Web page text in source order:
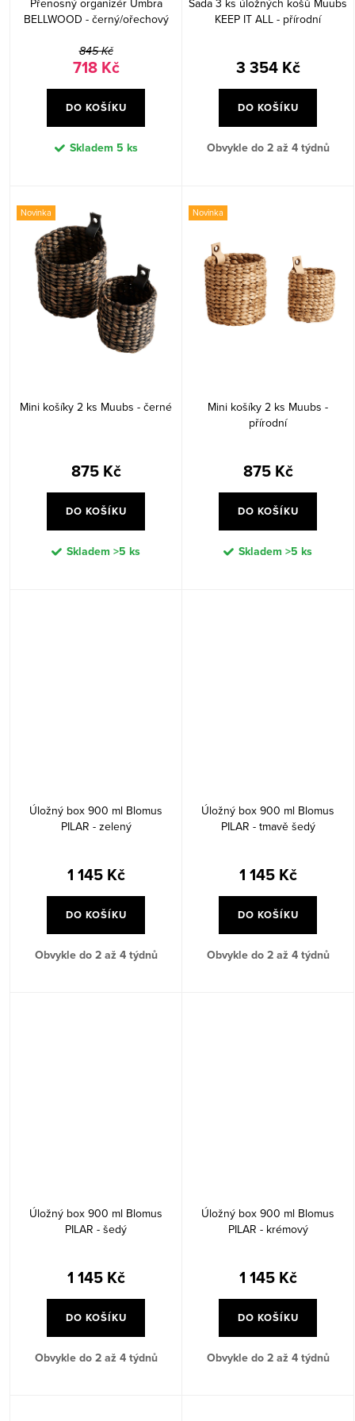
Přenosný organizér Umbra
BELLWOOD - černý/ořechový
845 Kč
718 Kč
DO KOŠÍKU
Skladem 5 ks
Sada 3 ks úložných košů Muubs
KEEP IT ALL - přírodní
3 354 Kč
DO KOŠÍKU
Obvykle do 2 až 4 týdnů
Novinka
Mini košíky 2 ks Muubs - černé
875 Kč
DO KOŠÍKU
Skladem >5 ks
Novinka
Mini košíky 2 ks Muubs -
přírodní
875 Kč
DO KOŠÍKU
Skladem >5 ks
Úložný box 900 ml Blomus
PILAR - zelený
1 145 Kč
DO KOŠÍKU
Obvykle do 2 až 4 týdnů
Úložný box 900 ml Blomus
PILAR - tmavě šedý
1 145 Kč
DO KOŠÍKU
Obvykle do 2 až 4 týdnů
Úložný box 900 ml Blomus
PILAR - šedý
1 145 Kč
DO KOŠÍKU
Obvykle do 2 až 4 týdnů
Úložný box 900 ml Blomus
PILAR - krémový
1 145 Kč
DO KOŠÍKU
Obvykle do 2 až 4 týdnů